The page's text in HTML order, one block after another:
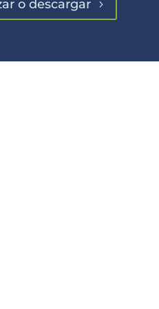
o descargar